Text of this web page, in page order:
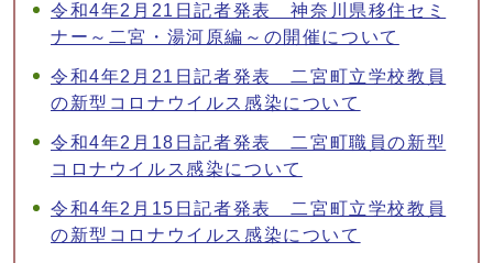
令和4年2月21日記者発表 神奈川県移住セミ
ナー～二宮・湯河原編～の開催について
令和4年2月21日記者発表 二宮町立学校教員
の新型コロナウイルス感染について
令和4年2月18日記者発表 二宮町職員の新型
コロナウイルス感染について
令和4年2月15日記者発表 二宮町立学校教員
の新型コロナウイルス感染について